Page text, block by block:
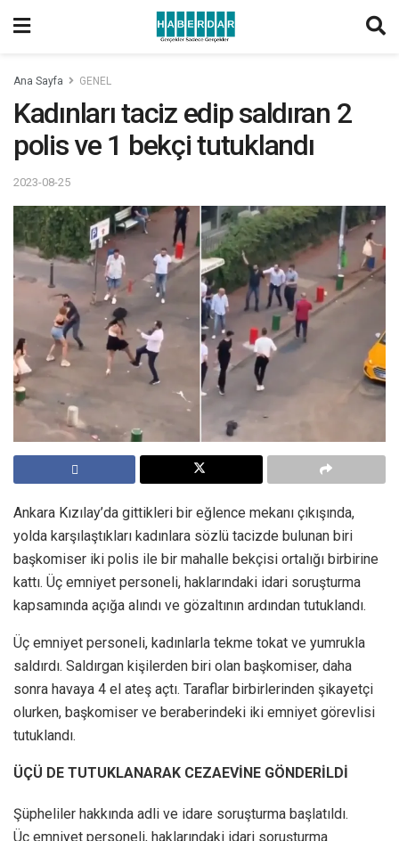
Ana Sayfa GENEL
Kadınları taciz edip saldıran 2
polis ve 1 bekçi tutuklandı
2023-08-25
Ankara Kızılay’da gittikleri bir eğlence mekanı çıkışında,
yolda karşılaştıkları kadınlara sözlü tacizde bulunan biri
başkomiser iki polis ile bir mahalle bekçisi ortalığı birbirine
kattı. Üç emniyet personeli, haklarındaki idari soruşturma
kapsamında açığa alındı ve gözaltının ardından tutuklandı.
Üç emniyet personeli, kadınlarla tekme tokat ve yumrukla
saldırdı. Saldırgan kişilerden biri olan başkomiser, daha
sonra havaya 4 el ateş açtı. Taraflar birbirlerinden şikayetçi
olurken, başkomiser ve beraberindeki iki emniyet görevlisi
tutuklandı.
ÜÇÜ DE TUTUKLANARAK CEZAEVİNE GÖNDERİLDİ
Şüpheliler hakkında adli ve idare soruşturma başlatıldı.
Üç emniyet personeli, haklarındaki idari soruşturma